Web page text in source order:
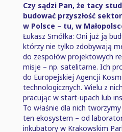
Czy sądzi Pan, że tacy
budować przyszłość
w Polsce ⁠–⁠ tu, w
Łukasz Smółka: Oni już ją
którzy nie tylko zdobywają
do zespołów projektowych
misje ⁠–⁠ np. satelitarne. Ich
do Europejskiej Agencji
technologicznych. Wielu z
pracując w start-upach lub
To właśnie dla nich tworzymy
ten ekosystem ⁠–⁠ od
inkubatory w Krakowskim